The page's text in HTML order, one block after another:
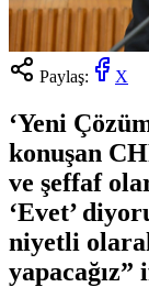
Paylaş: X
‘Yeni
konuşan
ve şeffaf
‘Evet’
niyetli